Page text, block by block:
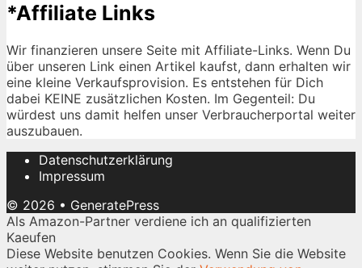
*Affiliate Links
Wir finanzieren unsere Seite mit Affiliate-Links. Wenn Du
über unseren Link einen Artikel kaufst, dann erhalten wir
eine kleine Verkaufsprovision. Es entstehen für Dich
dabei KEINE zusätzlichen Kosten. Im Gegenteil: Du
würdest uns damit helfen unser Verbraucherportal weiter
auszubauen.
Datenschutzerklärung
Impressum
© 2026 • GeneratePress
Als Amazon-Partner verdiene ich an qualifizierten
Kaeufen
Diese Website benutzen Cookies. Wenn Sie die Website